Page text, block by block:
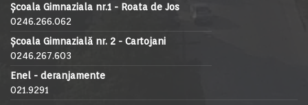
Școala Gimnaziala nr.1 - Roata de Jos
0246.266.062
Școala Gimnazială nr. 2 - Cartojani
0246.267.603
Enel - deranjamente
021.9291